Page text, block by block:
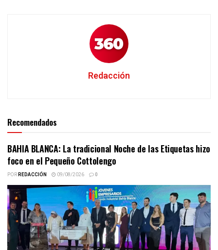
Redacción
Recomendados
BAHIA BLANCA: La tradicional Noche de las Etiquetas hizo
foco en el Pequeño Cottolengo
PORREDACCIÓN 09/08/2026 0